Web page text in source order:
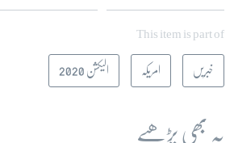
This item is part of
خبریں امریکہ الیکشن 2020
یہ بھی پڑھیے